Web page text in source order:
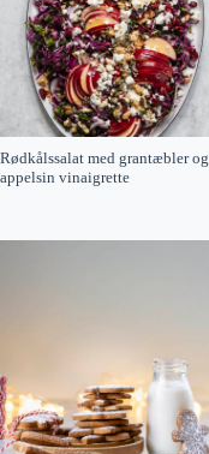
Rødkålssalat med grantæbler og
appelsin vinaigrette